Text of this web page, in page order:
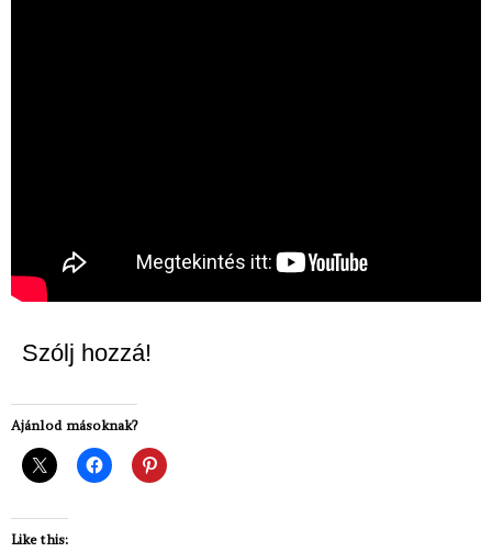
Szólj hozzá!
Ajánlod másoknak?
Like this: